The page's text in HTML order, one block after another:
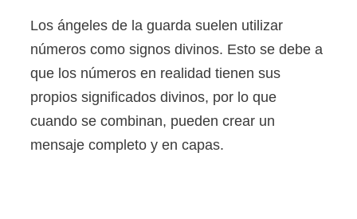
Los ángeles de la guarda suelen utilizar
números como signos divinos. Esto se debe a
que los números en realidad tienen sus
propios significados divinos, por lo que
cuando se combinan, pueden crear un
mensaje completo y en capas.